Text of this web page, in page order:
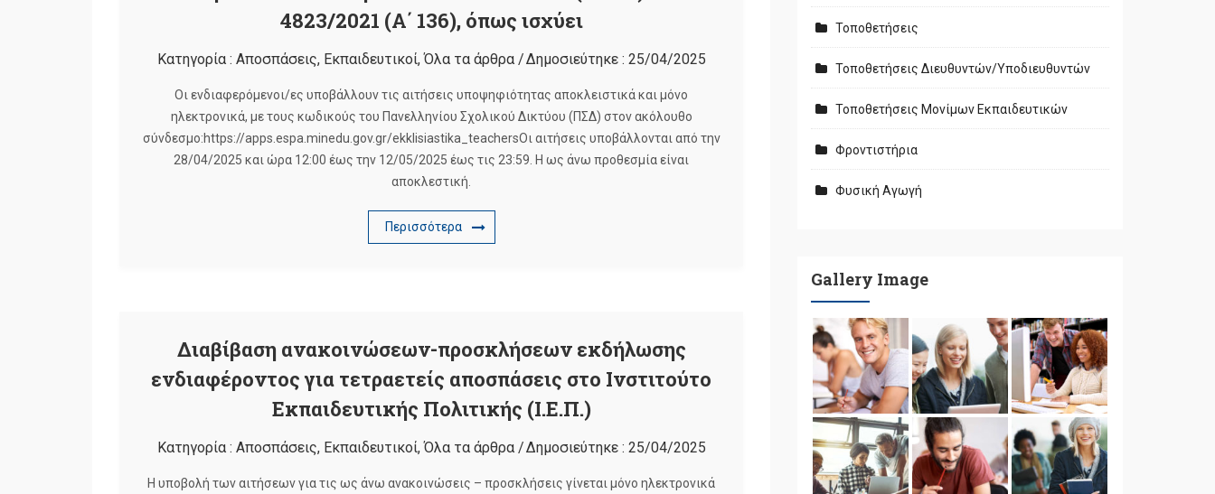
4823/2021 (Α΄ 136), όπως ισχύει
Κατηγορία : Αποσπάσεις, Εκπαιδευτικοί,Όλα τα άρθρα/Δημοσιεύτηκε : 25/04/2025
Οι ενδιαφερόμενοι/ες υποβάλλουν τις αιτήσεις υποψηφιότητας αποκλειστικά και μόνο
ηλεκτρονικά, με τους κωδικούς του Πανελληνίου Σχολικού Δικτύου (ΠΣΔ) στον ακόλουθο
σύνδεσμο:https://apps.espa.minedu.gov.gr/ekklisiastika_teachersΟι αιτήσεις υποβάλλονται από την
28/04/2025 και ώρα 12:00 έως την 12/05/2025 έως τις 23:59. Η ως άνω προθεσμία είναι
αποκλεστική.
Περισσότερα
Διαβίβαση ανακοινώσεων-προσκλήσεων εκδήλωσης
ενδιαφέροντος για τετραετείς αποσπάσεις στο Ινστιτούτο
Εκπαιδευτικής Πολιτικής (Ι.Ε.Π.)
Κατηγορία : Αποσπάσεις, Εκπαιδευτικοί,Όλα τα άρθρα/Δημοσιεύτηκε : 25/04/2025
Η υποβολή των αιτήσεων για τις ως άνω ανακοινώσεις – προσκλήσεις γίνεται μόνο ηλεκτρονικά
Τοποθετήσεις
Τοποθετήσεις Διευθυντών/Υποδιευθυντών
Τοποθετήσεις Μονίμων Εκπαιδευτικών
Φροντιστήρια
Φυσική Αγωγή
Gallery Image